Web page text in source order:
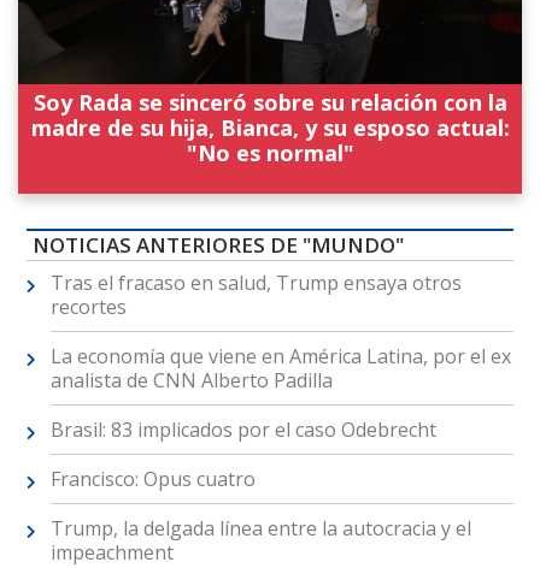
Soy Rada se sinceró sobre su relación con la
madre de su hija, Bianca, y su esposo actual:
"No es normal"
NOTICIAS ANTERIORES DE "MUNDO"
Tras el fracaso en salud, Trump ensaya otros
recortes
La economía que viene en América Latina, por el ex
analista de CNN Alberto Padilla
Brasil: 83 implicados por el caso Odebrecht
Francisco: Opus cuatro
Trump, la delgada línea entre la autocracia y el
impeachment